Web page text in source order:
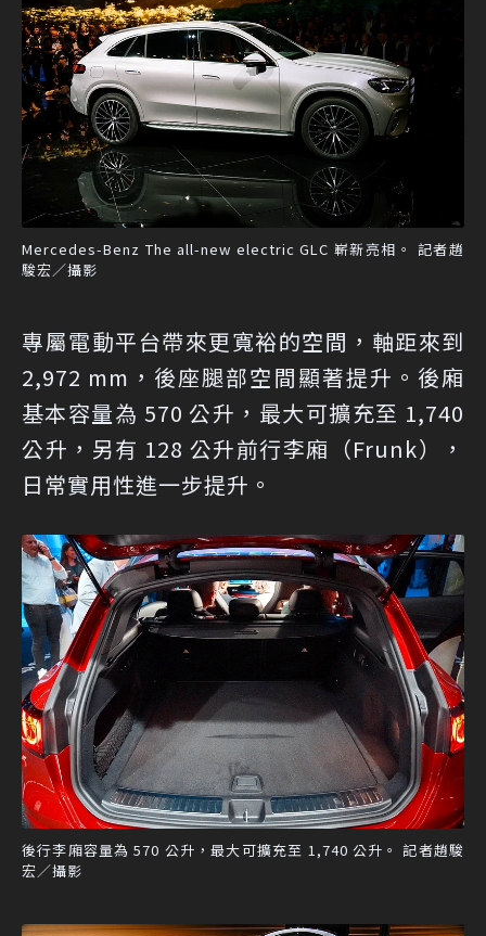
Mercedes-Benz The all-new electric GLC 嶄新亮相。 記者趙
駿宏／攝影
專屬電動平台帶來更寬裕的空間，軸距來到
2,972 mm，後座腿部空間顯著提升。後廂
基本容量為 570 公升，最大可擴充至 1,740
公升，另有 128 公升前行李廂（Frunk），
日常實用性進一步提升。
後行李廂容量為 570 公升，最大可擴充至 1,740 公升。 記者趙駿
宏／攝影